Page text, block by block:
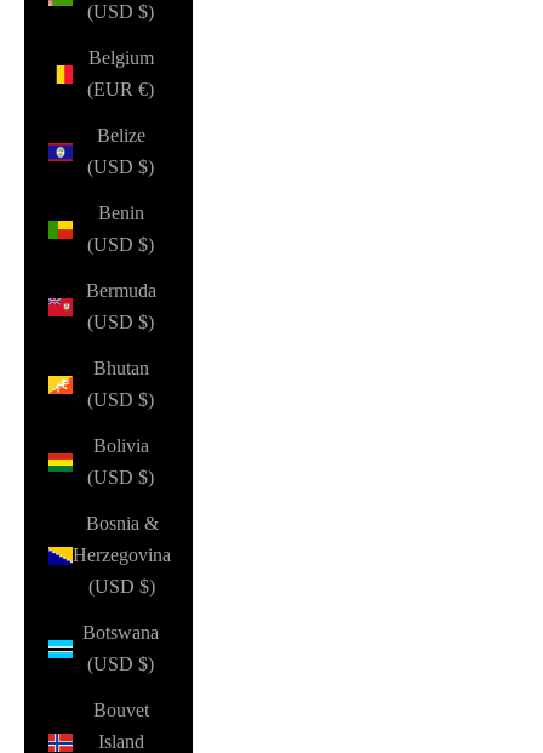
(USD $)
Belgium
(EUR €)
Belize
(USD $)
Benin
(USD $)
Bermuda
(USD $)
Bhutan
(USD $)
Bolivia
(USD $)
Bosnia &
Herzegovina
(USD $)
Botswana
(USD $)
Bouvet
Island